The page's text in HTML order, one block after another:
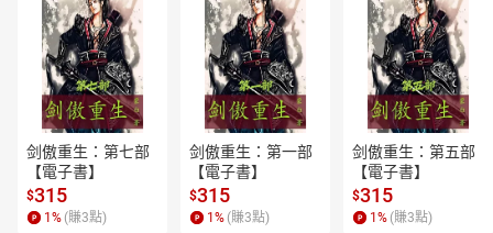
剑傲重生：第七部
【電子書】
$315
1 % (賺3點)
剑傲重生：第一部
【電子書】
$315
1 % (賺3點)
剑傲重生：第五部
【電子書】
$315
1 % (賺3點)